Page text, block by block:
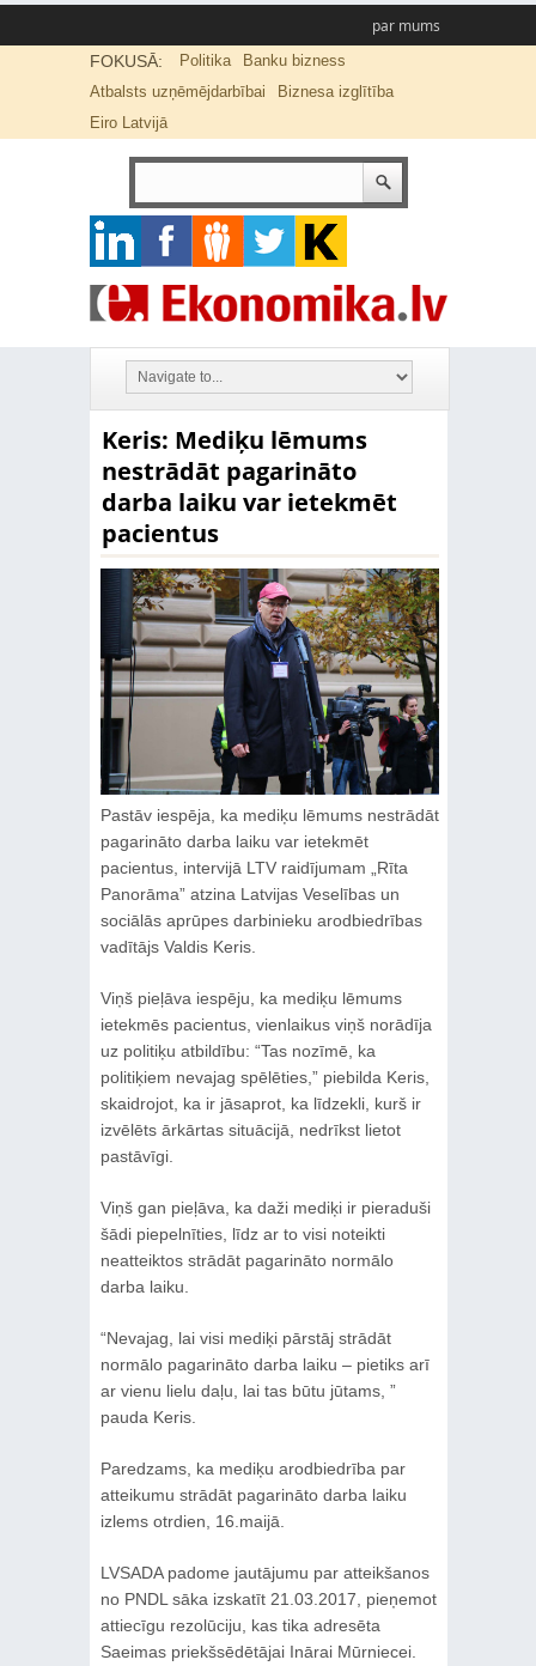
par mums
FOKUSĀ: Politika
Banku bizness
Atbalsts uzņēmējdarbībai
Biznesa izglītība
Eiro Latvijā
Keris: Mediķu lēmums
nestrādāt pagarināto
darba laiku var ietekmēt
pacientus
Pastāv iespēja, ka mediķu lēmums nestrādāt
pagarināto darba laiku var ietekmēt
pacientus, intervijā LTV raidījumam „Rīta
Panorāma” atzina Latvijas Veselības un
sociālās aprūpes darbinieku arodbiedrības
vadītājs Valdis Keris.
Viņš pieļāva iespēju, ka mediķu lēmums
ietekmēs pacientus, vienlaikus viņš norādīja
uz politiķu atbildību: “Tas nozīmē, ka
politiķiem nevajag spēlēties,” piebilda Keris,
skaidrojot, ka ir jāsaprot, ka līdzekli, kurš ir
izvēlēts ārkārtas situācijā, nedrīkst lietot
pastāvīgi.
Viņš gan pieļāva, ka daži mediķi ir pieraduši
šādi piepelnīties, līdz ar to visi noteikti
neatteiktos strādāt pagarināto normālo
darba laiku.
“Nevajag, lai visi mediķi pārstāj strādāt
normālo pagarināto darba laiku – pietiks arī
ar vienu lielu daļu, lai tas būtu jūtams, ”
pauda Keris.
Paredzams, ka mediķu arodbiedrība par
atteikumu strādāt pagarināto darba laiku
izlems otrdien, 16.maijā.
LVSADA padome jautājumu par atteikšanos
no PNDL sāka izskatīt 21.03.2017, pieņemot
attiecīgu rezolūciju, kas tika adresēta
Saeimas priekšsēdētājai Inārai Mūrniecei.